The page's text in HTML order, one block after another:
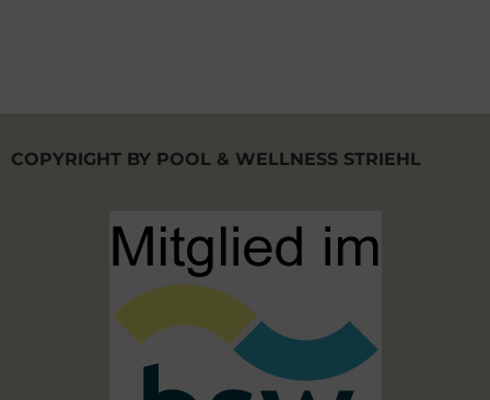
COPYRIGHT BY POOL & WELLNESS STRIEHL